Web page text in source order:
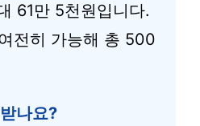
61만 5천원입니다.
전히 가능해 총 500
나요?